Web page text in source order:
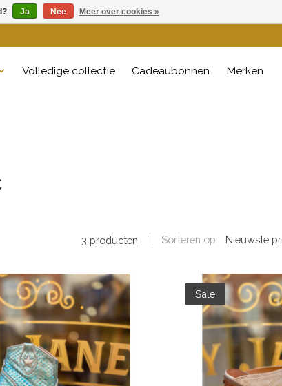
Volledige collectie Cadeaubonnen Merken
3 producten Sorteren op Nieuwste
Sale
Ja Nee Meer over cookies »